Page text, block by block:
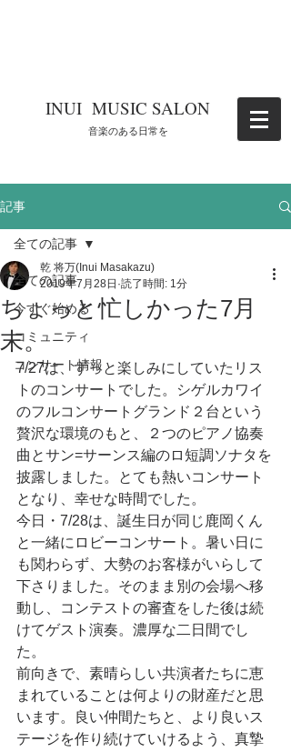
​INUI MUSIC SALON
​音楽のある日常を
記事
全ての記事
今すぐ始める
コミュニティ
コンサート情報
全ての記事
ちょっと忙しかった7月
末。
乾 将万(Inui Masakazu)
2019年7月28日 読了時間: 1分
7/27は、ずっと楽しみにしていたリス
トのコンサートでした。シゲルカワイ
のフルコンサートグランド２台という
贅沢な環境のもと、２つのピアノ協奏
曲とサン=サーンス編のロ短調ソナタを
披露しました。とても熱いコンサート
となり、幸せな時間でした。
今日・7/28は、誕生日が同じ鹿岡くん
と一緒にロビーコンサート。暑い日に
も関わらず、大勢のお客様がいらして
下さりました。そのまま別の会場へ移
動し、コンテストの審査をした後は続
けてゲスト演奏。濃厚な二日間でし
た。
前向きで、素晴らしい共演者たちに恵
まれていることは何よりの財産だと思
います。良い仲間たちと、より良いス
テージを作り続けていけるよう、真摯